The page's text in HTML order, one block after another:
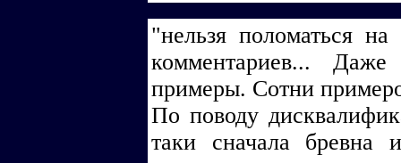
"нельзя поломаться
комментариев...
примеры. Сотни
По поводу
таки сначала бревна